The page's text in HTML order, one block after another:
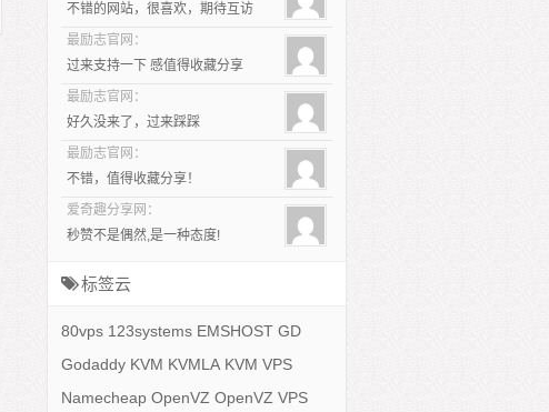
不错的网站，很喜欢，期待互访
最励志官网：
过来支持一下 感值得收藏分享
最励志官网：
好久没来了，过来踩踩
最励志官网：
不错，值得收藏分享！
爱奇趣分享网：
秒赞不是偶然,是一种态度!
标签云
80vps 123systems EMSHOST GD
Godaddy KVM KVMLA KVM VPS
Namecheap OpenVZ OpenVZ VPS